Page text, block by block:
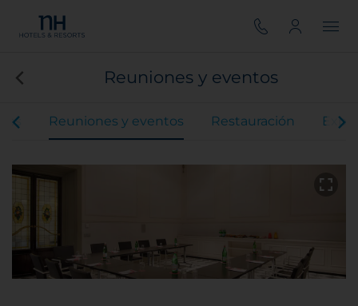
Reuniones y eventos
Reuniones y eventos Restauración